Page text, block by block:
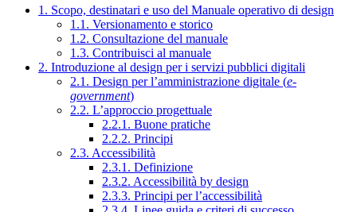
1. Scopo, destinatari e uso del Manuale operativo di design
1.1. Versionamento e storico
1.2. Consultazione del manuale
1.3. Contribuisci al manuale
2. Introduzione al design per i servizi pubblici digitali
2.1. Design per l’amministrazione digitale (e-
government)
2.2. L’approccio progettuale
2.2.1. Buone pratiche
2.2.2. Principi
2.3. Accessibilità
2.3.1. Definizione
2.3.2. Accessibilità by design
2.3.3. Principi per l’accessibilità